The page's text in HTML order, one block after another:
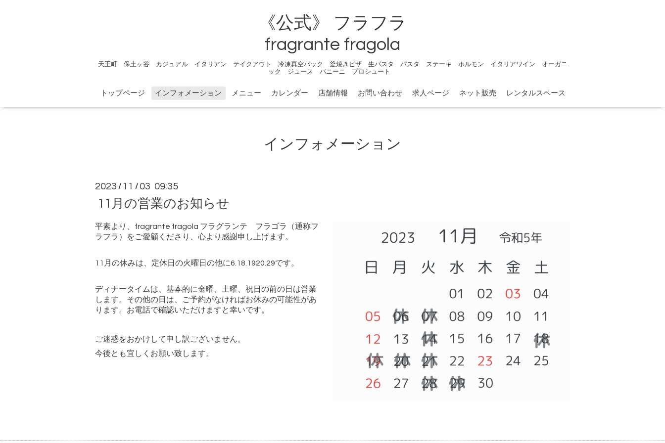
《公式》 フラフラ
fragrante fragola
天王町 保土ヶ谷 カジュアル イタリアン テイクアウト 冷凍真空パック 釜焼きピザ 生パスタ パスタ ステーキ ホルモン イタリアワイン オーガニ
ック ジュース パニーニ プロシュート
トップページ インフォメーション メニュー カレンダー 店舗情報 お問い合わせ 求人ページ ネット販売 レンタルスペース
インフォメーション
2023 / 11 / 03 09:35
11月の営業のお知らせ
平素より、 fragrante fragola フラグランテ フラゴラ（通称フ
ラフラ）をご愛顧くださり、心より感謝申し上げます。
11月の休みは、定休日の火曜日の他に6.18.1920.29です。
ディナータイムは、基本的に金曜、土曜、祝日の前の日は営業
します。その他の日は、ご予約がなければお休みの可能性があ
ります。お電話で確認いただけますと幸いです。
ご迷惑をおかけして申し訳ございません。
今後とも宜しくお願い致します。